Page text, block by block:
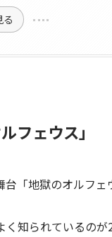
る
フェウス」
知られているの